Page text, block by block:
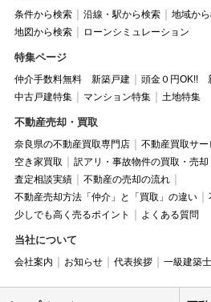
条件から検索 沿線・駅から検索 地域か
地図から検索
ローンシミュレーション
特集ページ
仲介手数料無料 新築戸建 頭金０円OK!!
中古戸建特集
マンション特集 土地特集
不動産売却・買取
奈良県の不動産買取専門店 不動産買取サー
空き家買取
訳アリ・事故物件の買取・売却
査定相談実績
不動産の売却の流れ
不動産売却方法「仲介」と「買取」の違い
少しでも高く売るポイント
よくある質問
当社について
会社案内 お知らせ 代表挨拶 一級建築